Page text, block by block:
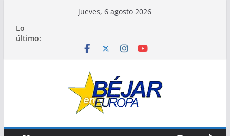
contenido
jueves, 6 agosto 2026
Lo
último: